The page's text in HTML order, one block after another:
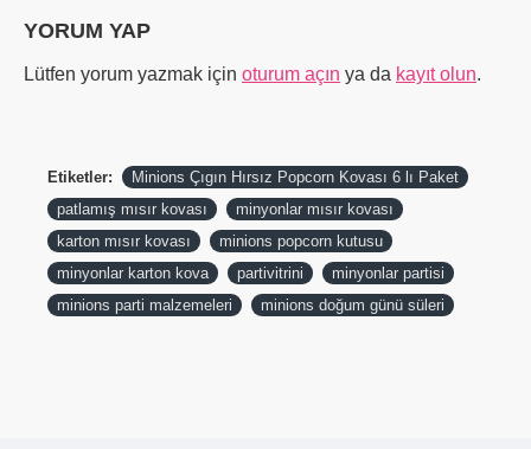
YORUM YAP
Lütfen yorum yazmak için oturum açın ya da kayıt olun.
Etiketler:
Minions Çıgın Hırsız Popcorn Kovası 6 lı Paket
patlamış mısır kovası
minyonlar mısır kovası
karton mısır kovası
minions popcorn kutusu
minyonlar karton kova
partivitrini
minyonlar partisi
minions parti malzemeleri
minions doğum günü süleri